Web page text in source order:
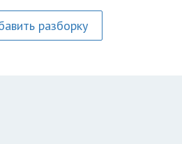
разборку